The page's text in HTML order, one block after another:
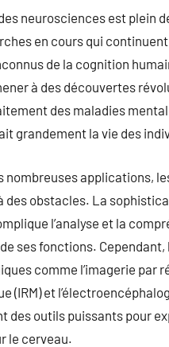
neurosciences est plein
en cours qui
de la cognition
à des découvertes
des maladies
grandement la vie des
nombreuses applications,
des obstacles. La
l’analyse et la
ses fonctions. Cependant,
comme l’imagerie par
(IRM) et
des outils puissants pour
le cerveau.